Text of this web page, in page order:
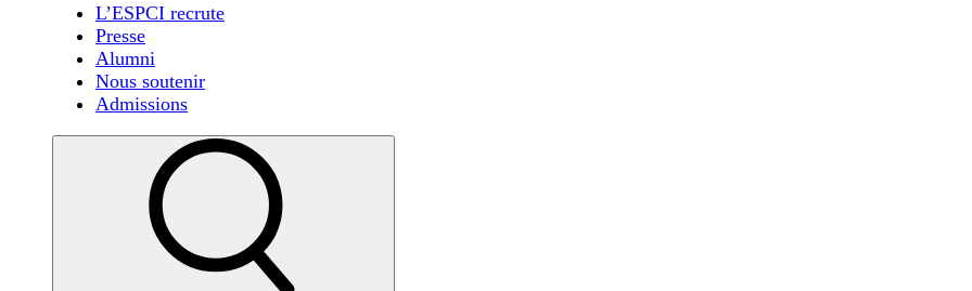
L’ESPCI recrute
Presse
Alumni
Nous soutenir
Admissions